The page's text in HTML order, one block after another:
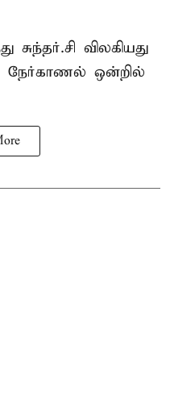
சுந்தர்.சி விலகியது
நேர்காணல் ஒன்றில்